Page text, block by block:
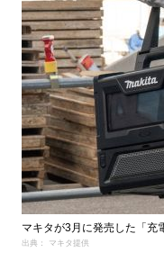
マキタが3月に発売した「充
出典： マキタ提供